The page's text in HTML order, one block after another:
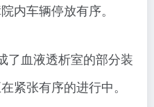
内车辆停放有序。
了血液透析室的部分装
紧张有序的进行中。